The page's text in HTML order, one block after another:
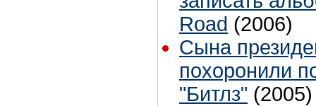
Road (2006)
Сына
похоронили
"Битлз" (2005)